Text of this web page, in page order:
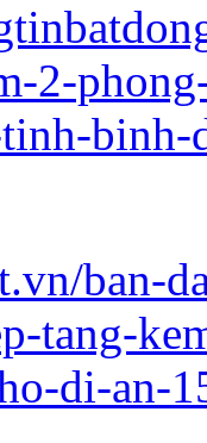
2-
ban-
tang-
di-an-